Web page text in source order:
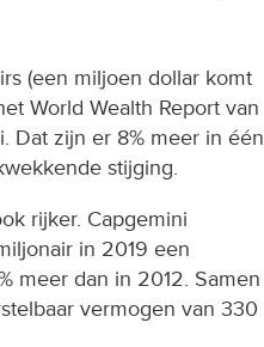
(een miljoen dollar komt
World Wealth Report van
Dat zijn er 8% meer in één
stijging.
rijker. Capgemini
in 2019 een
meer dan in 2012. Samen
vermogen van 330